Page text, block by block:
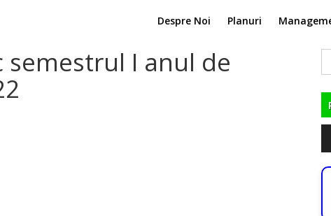
Despre Noi Planuri
semestrul I anul de